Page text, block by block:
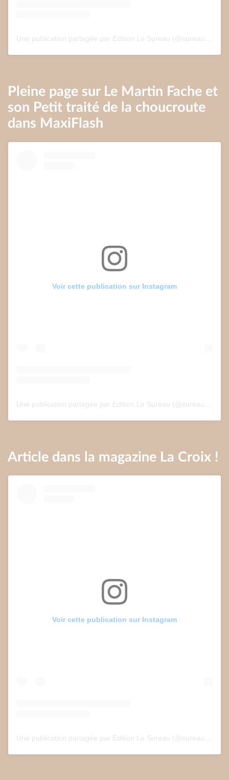
Une publication partagée par Edition Le Sureau (@sureau.edition)
Pleine page sur Le Martin Fache et
son Petit traité de la choucroute
dans MaxiFlash
Voir cette publication sur Instagram
Article dans la magazine La Croix !
Voir cette publication sur Instagram